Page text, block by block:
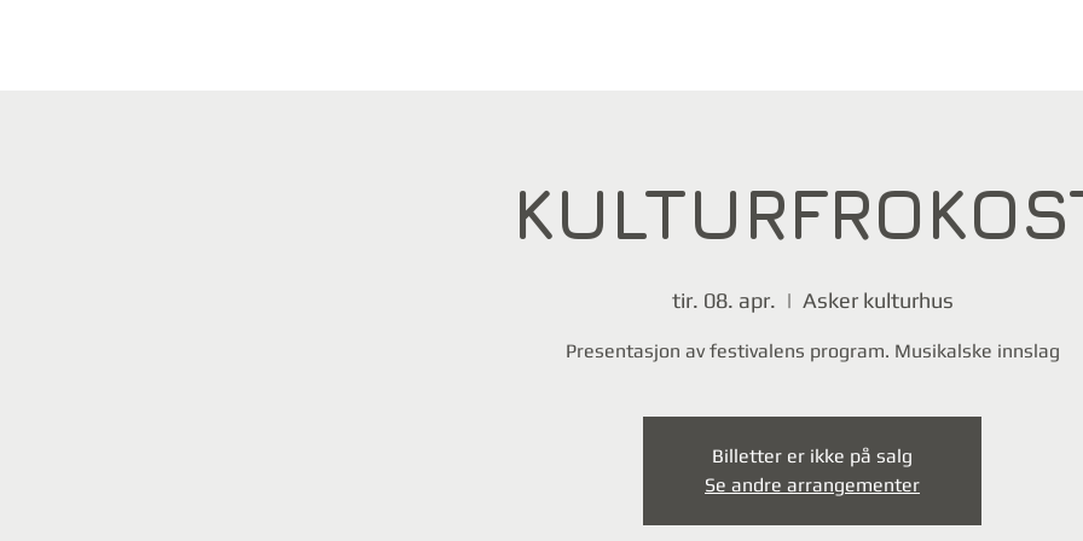
tir. 08. apr.
  |
Asker kulturhus
Presentasjon av festivalens program. Musikalske innslag
Billetter er ikke på salg
Se andre arrangementer